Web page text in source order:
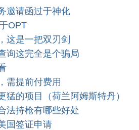
邀请函过于神化
OPT
这是一把双刃剑
询这完全是个骗局
需提前付费用
猛的项目（荷兰阿姆斯特丹）
法持枪有哪些好处
国签证申请